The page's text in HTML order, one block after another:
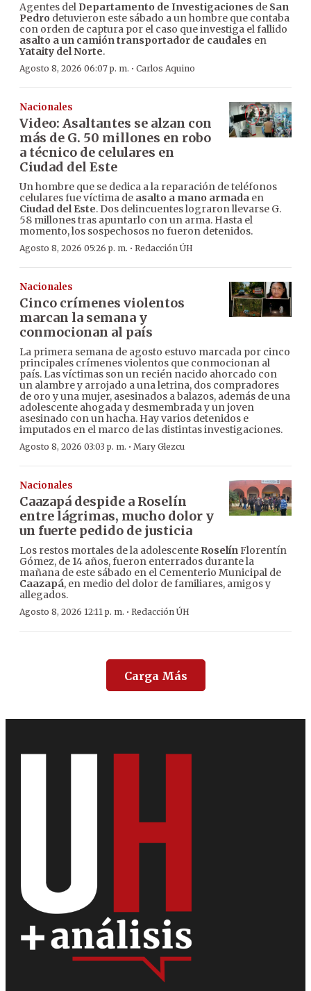
Agentes del Departamento de Investigaciones de San
Pedro detuvieron este sábado a un hombre que contaba
con orden de captura por el caso que investiga el fallido
asalto a un camión transportador de caudales en
Yataity del Norte.
Agosto 8, 2026 06:07 p. m. · Carlos Aquino
Nacionales
Video: Asaltantes se alzan con
más de G. 50 millones en robo
a técnico de celulares en
Ciudad del Este
Un hombre que se dedica a la reparación de teléfonos
celulares fue víctima de asalto a mano armada en
Ciudad del Este. Dos delincuentes lograron llevarse G.
58 millones tras apuntarlo con un arma. Hasta el
momento, los sospechosos no fueron detenidos.
Agosto 8, 2026 05:26 p. m. · Redacción ÚH
Nacionales
Cinco crímenes violentos
marcan la semana y
conmocionan al país
La primera semana de agosto estuvo marcada por cinco
principales crímenes violentos que conmocionan al
país. Las víctimas son un recién nacido ahorcado con
un alambre y arrojado a una letrina, dos compradores
de oro y una mujer, asesinados a balazos, además de una
adolescente ahogada y desmembrada y un joven
asesinado con un hacha. Hay varios detenidos e
imputados en el marco de las distintas investigaciones.
Agosto 8, 2026 03:03 p. m. · Mary Glezcu
Nacionales
Caazapá despide a Roselín
entre lágrimas, mucho dolor y
un fuerte pedido de justicia
Los restos mortales de la adolescente RoselínFlorentín
Gómez, de 14 años, fueron enterrados durante la
mañana de este sábado en el Cementerio Municipal de
Caazapá, en medio del dolor de familiares, amigos y
allegados.
Agosto 8, 2026 12:11 p. m. · Redacción ÚH
Carga Más